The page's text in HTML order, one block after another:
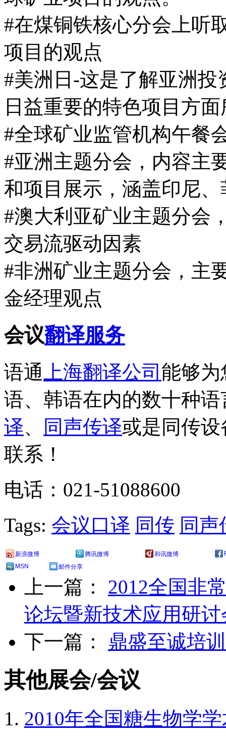
#在煤铜铁核心分会上听
项目的观点
#美洲日-这是了解亚洲
日益重要的特色项目方
#全球矿业监管机构午餐
#亚洲主题分会，内容主
和项目展示，涵盖印尼
#澳大利亚矿业主题分会
交易流驱动因素
#非洲矿业主题分会，主
金经理观点
会议翻译服务
语通 上海翻译公司 能够
语、韩语在内的数十种语
译、 同声传译或是同传
联系！
电话：021-51088600
Tags: 会议口译 同传 同声
新浪微博 腾讯微博 和讯微博
MSN
邮件分享
上一篇： 2012全国非
论坛暨新技术应用研讨
下一篇： 鼎盛至诚培训
其他展会/会议
2010年全国糖生物学